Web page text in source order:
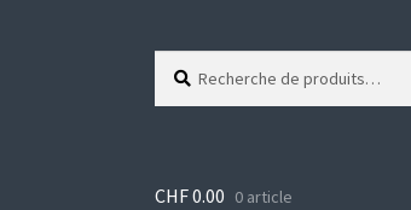
pour :
rCHF0.00 0 article